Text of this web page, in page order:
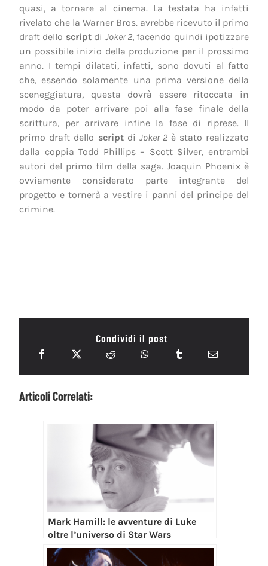
quasi, a tornare al cinema. La testata ha infatti
rivelato che la Warner Bros. avrebbe ricevuto il primo
draft dello script di Joker 2, facendo quindi ipotizzare
un possibile inizio della produzione per il prossimo
anno. I tempi dilatati, infatti, sono dovuti al fatto
che, essendo solamente una prima versione della
sceneggiatura, questa dovrà essere ritoccata in
modo da poter arrivare poi alla fase finale della
scrittura, per arrivare infine la fase di riprese. Il
primo draft dello script diJoker 2 è stato realizzato
dalla coppia Todd Phillips – Scott Silver, entrambi
autori del primo film della saga. Joaquin Phoenix è
ovviamente considerato parte integrante del
progetto e tornerà a vestire i panni del principe del
crimine.
Condividi il post
Articoli Correlati:
Mark Hamill: le avventure di Luke
oltre l’universo di Star Wars